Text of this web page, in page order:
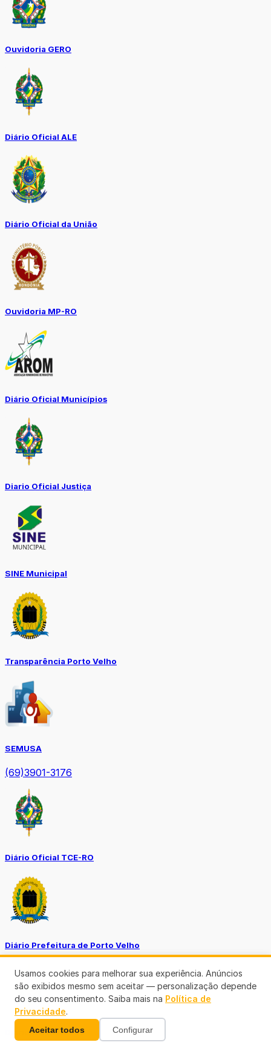
Ouvidoria GERO
Diário Oficial ALE
Diário Oficial da União
Ouvidoria MP-RO
Diário Oficial Municípios
Diario Oficial Justiça
SINE Municipal
Transparência Porto Velho
SEMUSA
(69)3901-3176
Diário Oficial TCE-RO
Diário Prefeitura de Porto Velho
Diário Oficial de RO
Usamos cookies para melhorar sua experiência. Anúncios
são exibidos mesmo sem aceitar — personalização depende
do seu consentimento. Saiba mais na Política de
Privacidade.
Aceitar todos Configurar